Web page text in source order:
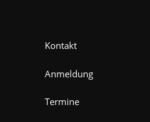
Kontakt
Anmeldung
Termine